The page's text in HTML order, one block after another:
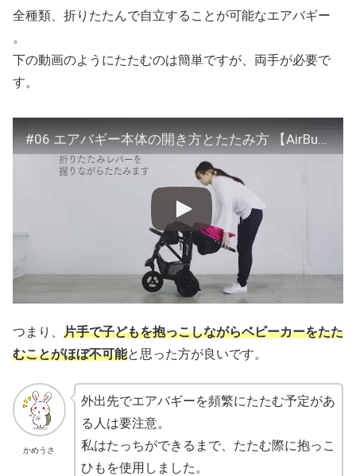
全種類、折りたたんで自立することが可能なエアバギー
。
下の動画のようにたたむのは簡単ですが、両手が必要で
す。
#06 エアバギー本体の開き方とたたみ方 【AirBuggy公式】
つまり、 片手で子どもを抱っこしながらベビーカーをたた
むことがほぼ不可能と思った方が良いです。
かめうさ
外出先でエアバギーを頻繁にたたむ予定があ
る人は要注意。
私はたっちができるまで、たたむ際に抱っこ
ひもを使用しました。